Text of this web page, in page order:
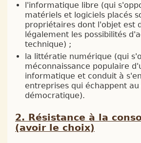
l'informatique libre (qui
matériels et logiciels placés
propriétaires dont l'objet est
légalement les possibilités
technique) ;
la littératie numérique (qui
méconnaissance populaire
informatique et conduit à
entreprises qui échappent
démocratique).
Résistance à la
(avoir le choix)